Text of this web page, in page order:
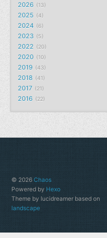
2026 13
2025 4
2024 6
2023 5
2022 20
2020 10
2019 43
2018 41
2017 21
2016 22
© 2026Chaos
Powered by Hexo
Theme by lucidreamer based on
landscape